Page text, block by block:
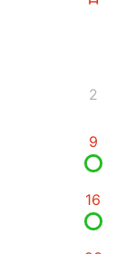
2
9
16